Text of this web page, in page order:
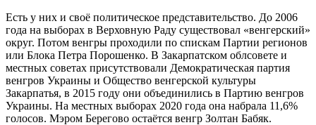
Есть у них и своё политическое представительство. До 2006
года на выборах в Верховную Раду существовал «венгерский»
округ. Потом венгры проходили по спискам Партии регионов
или Блока Петра Порошенко. В Закарпатском облсовете и
местных советах присутствовали Демократическая партия
венгров Украины и Общество венгерской культуры
Закарпатья, в 2015 году они объединились в Партию венгров
Украины. На местных выборах 2020 года она набрала 11,6%
голосов. Мэром Берегово остаётся венгр Золтан Бабяк.